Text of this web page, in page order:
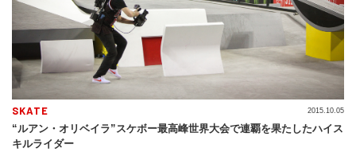
SKATE
“ルアン・オリベイラ”スケボー最高峰世界大会で連覇を果たしたハイス
キルライダー
2015.10.05